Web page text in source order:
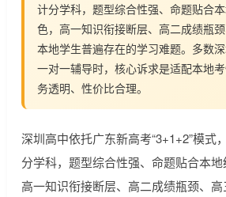
计分学科，题型综合性强、命题贴合
色，高一知识衔接断层、高二成绩瓶
本地学生普遍存在的学习难题。多数
一对一辅导时，核心诉求是适配本地
务透明、性价比合理。
深圳高中依托广东新高考“3+1+2”模式
分学科，题型综合性强、命题贴合本地
高一知识衔接断层、高二成绩瓶颈、